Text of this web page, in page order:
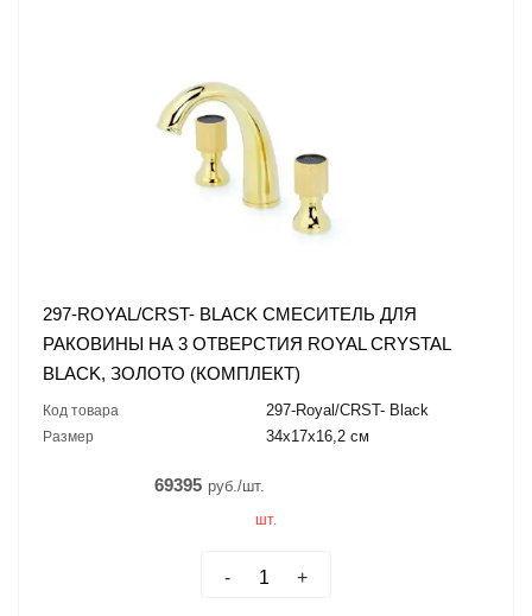
297-ROYAL/CRST- BLACK СМЕСИТЕЛЬ ДЛЯ
РАКОВИНЫ НА 3 ОТВЕРСТИЯ ROYAL CRYSTAL
BLACK, ЗОЛОТО (КОМПЛЕКТ)
Код товара 297-Royal/CRST- Black
Размер 34x17x16,2 см
69395 руб./шт.
шт.
- +